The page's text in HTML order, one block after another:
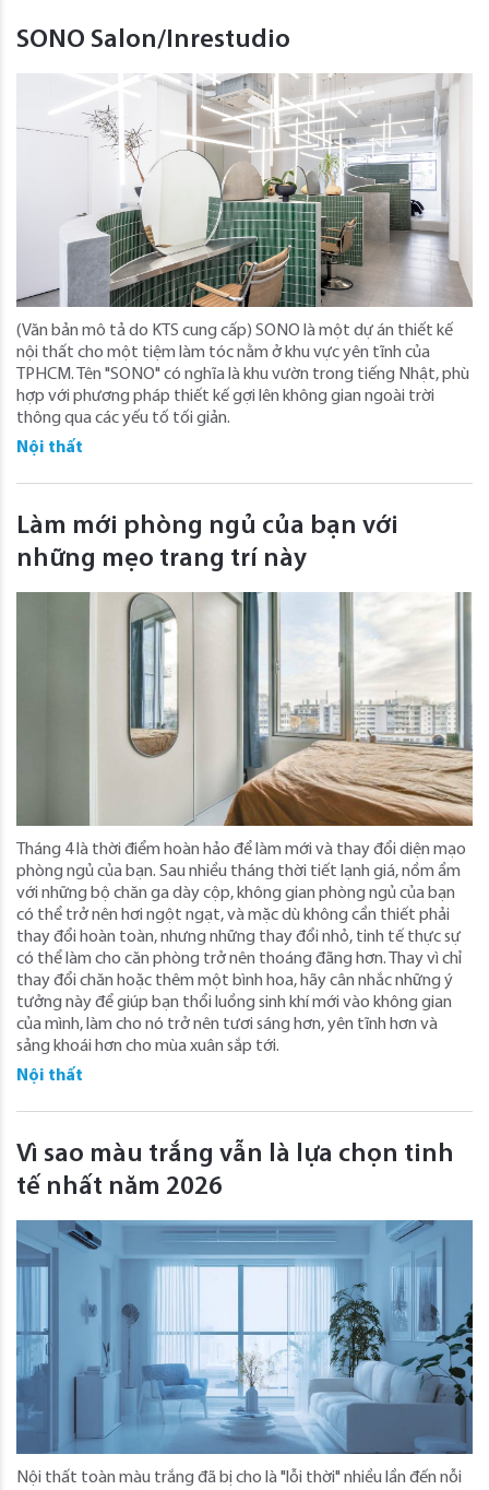
SONO Salon/Inrestudio
(Văn bản mô tả do KTS cung cấp) SONO là một dự án thiết kế
nội thất cho một tiệm làm tóc nằm ở khu vực yên tĩnh của
TPHCM. Tên "SONO" có nghĩa là khu vườn trong tiếng Nhật, phù
hợp với phương pháp thiết kế gợi lên không gian ngoài trời
thông qua các yếu tố tối giản.
Nội thất
Làm mới phòng ngủ của bạn với
những mẹo trang trí này
Tháng 4 là thời điểm hoàn hảo để làm mới và thay đổi diện mạo
phòng ngủ của bạn. Sau nhiều tháng thời tiết lạnh giá, nồm ẩm
với những bộ chăn ga dày cộp, không gian phòng ngủ của bạn
có thể trở nên hơi ngột ngạt, và mặc dù không cần thiết phải
thay đổi hoàn toàn, nhưng những thay đổi nhỏ, tinh tế thực sự
có thể làm cho căn phòng trở nên thoáng đãng hơn. Thay vì chỉ
thay đổi chăn hoặc thêm một bình hoa, hãy cân nhắc những ý
tưởng này để giúp bạn thổi luồng sinh khí mới vào không gian
của mình, làm cho nó trở nên tươi sáng hơn, yên tĩnh hơn và
sảng khoái hơn cho mùa xuân sắp tới.
Nội thất
Vì sao màu trắng vẫn là lựa chọn tinh
tế nhất năm 2026
Nội thất toàn màu trắng đã bị cho là "lỗi thời" nhiều lần đến nỗi